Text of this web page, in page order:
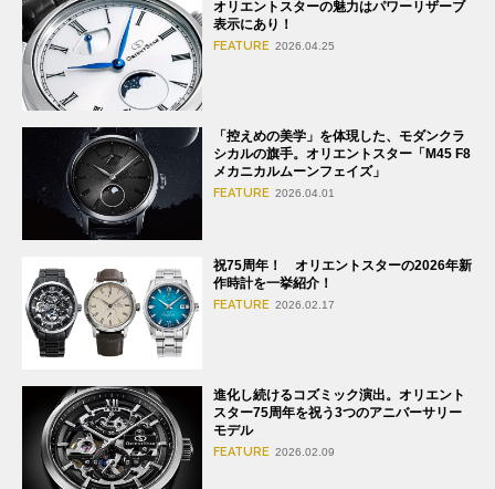
オリエントスターの魅力はパワーリザーブ
表示にあり！
FEATURE 2026.04.25
「控えめの美学」を体現した、モダンクラ
シカルの旗手。オリエントスター「M45 F8
メカニカルムーンフェイズ」
FEATURE 2026.04.01
祝75周年！ オリエントスターの2026年新
作時計を一挙紹介！
FEATURE 2026.02.17
進化し続けるコズミック演出。オリエント
スター75周年を祝う3つのアニバーサリー
モデル
FEATURE 2026.02.09